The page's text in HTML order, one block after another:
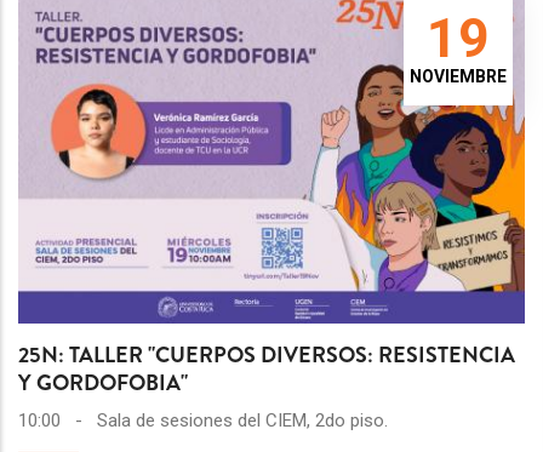
19
NOVIEMBRE
25N: TALLER "CUERPOS DIVERSOS: RESISTENCIA
Y GORDOFOBIA"
10:00 - Sala de sesiones del CIEM, 2do piso.